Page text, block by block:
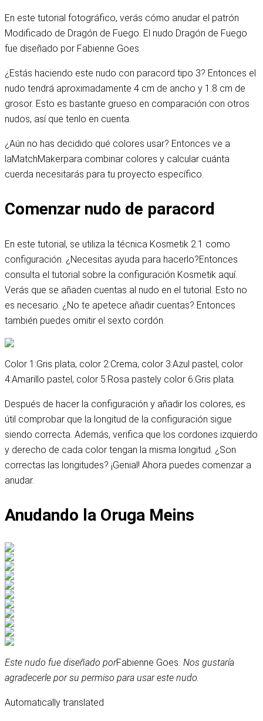
En este tutorial fotográfico, verás cómo anudar el patrón
Modificado de Dragón de Fuego. El nudo Dragón de Fuego
fue diseñado por Fabienne Goes.
¿Estás haciendo este nudo con paracord tipo 3? Entonces el
nudo tendrá aproximadamente 4 cm de ancho y 1.8 cm de
grosor. Esto es bastante grueso en comparación con otros
nudos, así que tenlo en cuenta.
¿Aún no has decidido qué colores usar? Entonces ve a
laMatchMakerpara combinar colores y calcular cuánta
cuerda necesitarás para tu proyecto específico.
Comenzar nudo de paracord
En este tutorial, se utiliza la técnica Kosmetik 2.1 como
configuración. ¿Necesitas ayuda para hacerlo?Entonces
consulta el tutorial sobre la configuración Kosmetik aquí.
Verás que se añaden cuentas al nudo en el tutorial. Esto no
es necesario. ¿No te apetece añadir cuentas? Entonces
también puedes omitir el sexto cordón.
Color 1:Gris plata, color 2:Crema, color 3:Azul pastel, color
4:Amarillo pastel, color 5:Rosa pastely color 6:Gris plata
Después de hacer la configuración y añadir los colores, es
útil comprobar que la longitud de la configuración sigue
siendo correcta. Además, verifica que los cordones izquierdo
y derecho de cada color tengan la misma longitud. ¿Son
correctas las longitudes? ¡Genial! Ahora puedes comenzar a
anudar.
Anudando la Oruga Meins
Este nudo fue diseñado porFabienne Goes. Nos gustaría
agradecerle por su permiso para usar este nudo.
Automatically translated